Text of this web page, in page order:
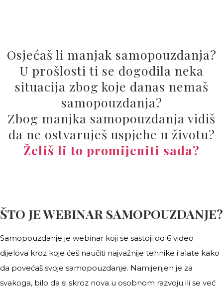
Osjećaš li manjak samopouzdanja?
U prošlosti ti se dogodila neka
situacija zbog koje danas nemaš
samopouzdanja?
Zbog manjka samopouzdanja vidiš
da ne ostvaruješ uspjehe u životu?
Želiš li to promijeniti sada?
ŠTO JE WEBINAR SAMOPOUZDANJE?
Samopouzdanje je webinar koji se sastoji od 6 video
dijelova kroz koje ćeš naučiti najvažnije tehnike i alate kako
da povećaš svoje samopouzdanje. Namijenjen je za
svakoga, bilo da si skroz nova u osobnom razvoju ili se već